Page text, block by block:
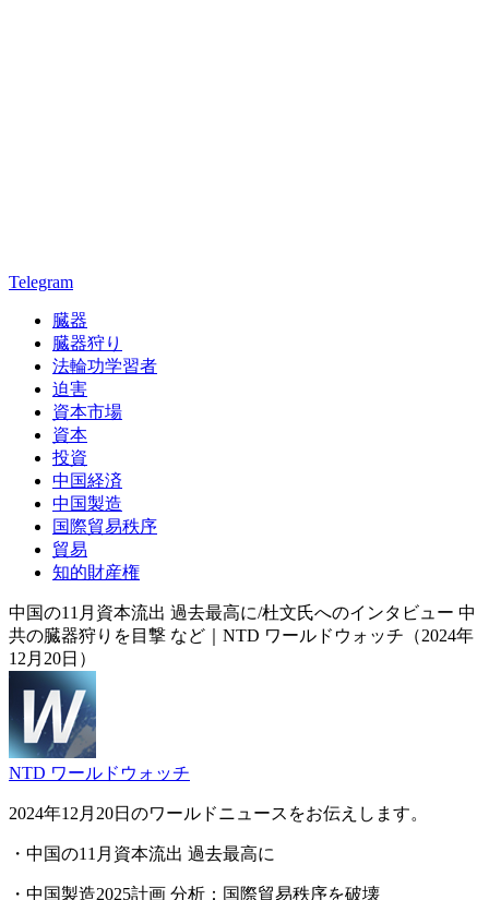
Telegram
臓器
臓器狩り
法輪功学習者
迫害
資本市場
資本
投資
中国経済
中国製造
国際貿易秩序
貿易
知的財産権
中国の11月資本流出 過去最高に/杜文氏へのインタビュー 中
共の臓器狩りを目撃 など｜NTD ワールドウォッチ（2024年
12月20日）
NTD ワールドウォッチ
2024年12月20日のワールドニュースをお伝えします。
・中国の11月資本流出 過去最高に
・中国製造2025計画 分析：国際貿易秩序を破壊